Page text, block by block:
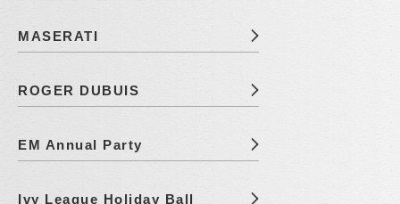
MASERATI
ROGER DUBUIS
EM Annual Party
Ivy League Holiday Ball